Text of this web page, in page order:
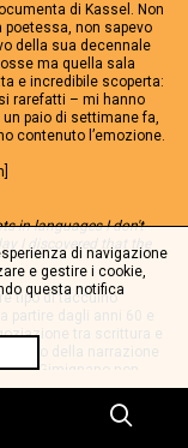
di Kassel. Non
non sapevo
della sua decennale
ma quella sala
e incredibile scoperta:
rarefatti – mi hanno
paio di settimane fa,
contenuto l’emozione.
in languages I don't
I discovered that the
tipo di taccuino
partire dagli anni 60 e
tra scrittura e
della narrazione
San Gimignano non
le pagine si
i ritratti che Etel Adnan
delle architetture,
di navigazione
e gestire i cookie,
questa notifica